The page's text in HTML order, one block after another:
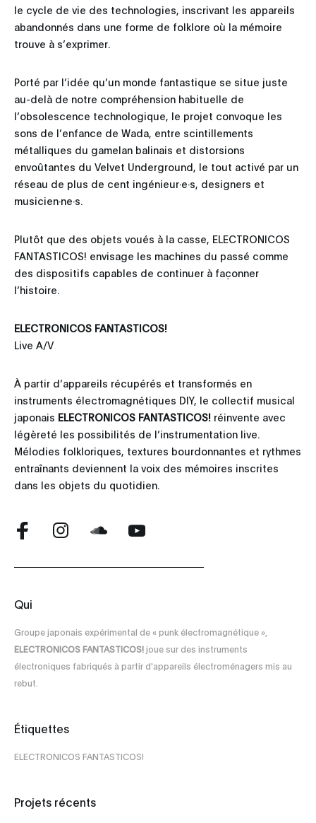
le cycle de vie des technologies, inscrivant les appareils
abandonnés dans une forme de folklore où la mémoire
trouve à s’exprimer.
Porté par l’idée qu’un monde fantastique se situe juste
au-delà de notre compréhension habituelle de
l’obsolescence technologique, le projet convoque les
sons de l’enfance de Wada, entre scintillements
métalliques du gamelan balinais et distorsions
envoûtantes du Velvet Underground, le tout activé par un
réseau de plus de cent ingénieur·e·s, designers et
musicien·ne·s.
Plutôt que des objets voués à la casse, ELECTRONICOS
FANTASTICOS! envisage les machines du passé comme
des dispositifs capables de continuer à façonner
l’histoire.
ELECTRONICOS FANTASTICOS!
Live A/V
À partir d’appareils récupérés et transformés en
instruments électromagnétiques DIY, le collectif musical
japonais ELECTRONICOS FANTASTICOS! réinvente avec
légèreté les possibilités de l’instrumentation live.
Mélodies folkloriques, textures bourdonnantes et rythmes
entraînants deviennent la voix des mémoires inscrites
dans les objets du quotidien.
Qui
Groupe japonais expérimental de « punk électromagnétique »,
ELECTRONICOS FANTASTICOS! joue sur des instruments
électroniques fabriqués à partir d'appareils électroménagers mis au
rebut.
Étiquettes
ELECTRONICOS FANTASTICOS!
Projets récents